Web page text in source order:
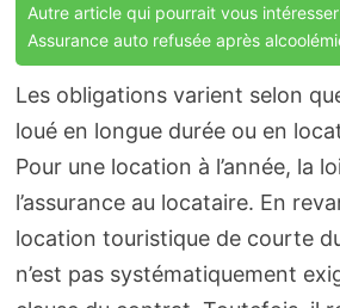
Autre article qui pourrait vous
Assurance auto refusée après
Les obligations varient selon
loué en longue durée ou en
Pour une location à l’année, la
l’assurance au locataire. En
location touristique de courte
n’est pas systématiquement